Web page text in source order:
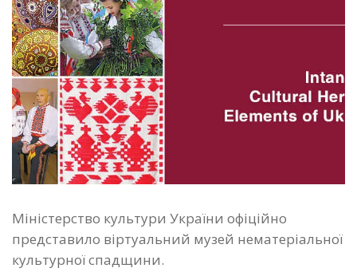
Міністерство культури України офіційно
представило віртуальний музей нематеріальної
культурної спадщини.